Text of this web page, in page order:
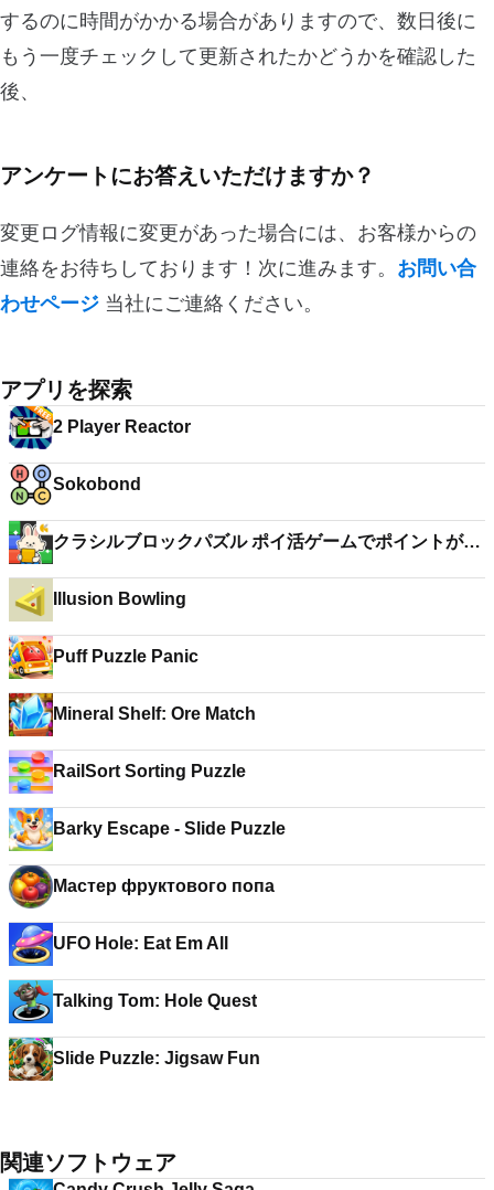
するのに時間がかかる場合がありますので、数日後に
もう一度チェックして更新されたかどうかを確認した
後、
アンケートにお答えいただけますか？
変更ログ情報に変更があった場合には、お客様からの
連絡をお待ちしております！次に進みます。 お問い合
わせページ 当社にご連絡ください。
アプリを探索
2 Player Reactor
Sokobond
クラシルブロックパズル ポイ活ゲームでポイントが貯
Illusion Bowling
Puff Puzzle Panic
Mineral Shelf: Ore Match
RailSort Sorting Puzzle
Barky Escape - Slide Puzzle
Мастер фруктового попа
UFO Hole: Eat Em All
Talking Tom: Hole Quest
Slide Puzzle: Jigsaw Fun
関連ソフトウェア